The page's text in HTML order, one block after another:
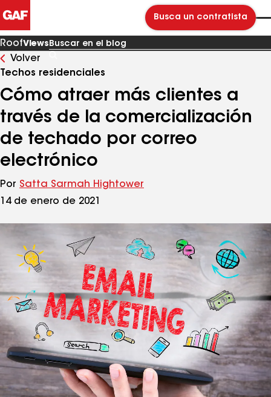
Busca un contratista
RoofViews
en
blog
Volver
Techos residenciales
Cómo atraer más clientes a
través de la comercialización
de techado por correo
electrónico
Por Satta Sarmah Hightower
14 de enero de 2021